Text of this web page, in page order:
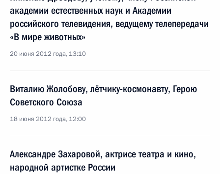
академии естественных наук и Академии
российского телевидения, ведущему телепередачи
«В мире животных»
20 июня 2012 года, 13:10
Виталию Жолобову, лётчику-космонавту, Герою
Советского Союза
18 июня 2012 года, 12:00
Александре Захаровой, актрисе театра и кино,
народной артистке России